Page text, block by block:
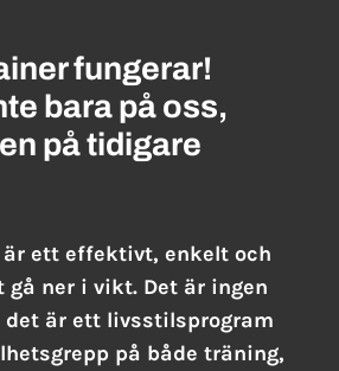
fungerar!
bara på oss,
på tidigare
är ett effektivt, enkelt och
ner i vikt. Det är ingen
är ett livsstilsprogram
på både träning,